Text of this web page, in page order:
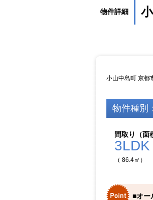
物件詳細
小山中島町 京都
物件種別
間取り（面
3LDK
（ 86.4㎡）
■オー